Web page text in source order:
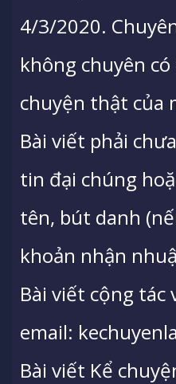
4/3/2020.
không chuyên
chuyện thật của
Bài viết phải
tin đại chúng
tên, bút danh
khoản nhận
Bài viết cộng tác
email:
Bài viết Kể